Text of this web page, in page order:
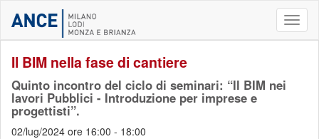
Il BIM nella fase di cantiere
Quinto incontro del ciclo di seminari: “Il BIM nei
lavori Pubblici - Introduzione per imprese e
progettisti”.
02/lug/2024 ore 16:00 - 18:00